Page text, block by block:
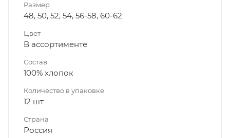
Размер
48, 50, 52, 54, 56-58, 60-62
Цвет
В ассортименте
Состав
100% хлопок
Количество в упаковке
12 шт
Страна
Россия